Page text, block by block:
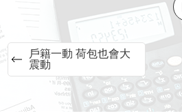
交
流
戶籍一動 荷包也會大
震動